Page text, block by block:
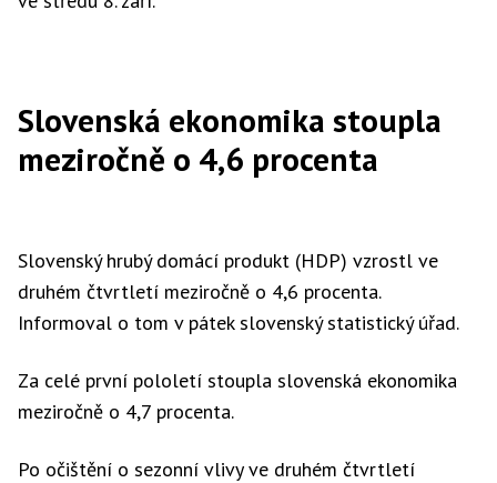
Slovenská ekonomika stoupla
meziročně o 4,6 procenta
Slovenský hrubý domácí produkt (HDP) vzrostl ve
druhém čtvrtletí meziročně o 4,6 procenta.
Informoval o tom v pátek slovenský statistický úřad.
Za celé první pololetí stoupla slovenská ekonomika
meziročně o 4,7 procenta.
Po očištění o sezonní vlivy ve druhém čtvrtletí